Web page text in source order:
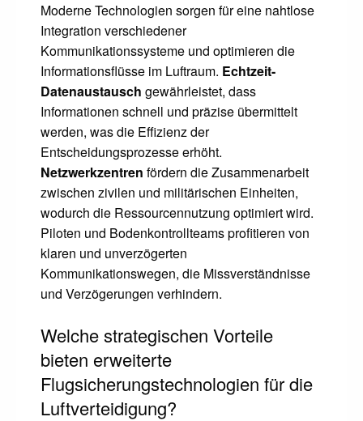
Moderne Technologien sorgen für eine nahtlose
Integration verschiedener
Kommunikationssysteme und optimieren die
Informationsflüsse im Luftraum. Echtzeit-
Datenaustausch gewährleistet, dass
Informationen schnell und präzise übermittelt
werden, was die Effizienz der
Entscheidungsprozesse erhöht.
Netzwerkzentren fördern die Zusammenarbeit
zwischen zivilen und militärischen Einheiten,
wodurch die Ressourcennutzung optimiert wird.
Piloten und Bodenkontrollteams profitieren von
klaren und unverzögerten
Kommunikationswegen, die Missverständnisse
und Verzögerungen verhindern.
Welche strategischen Vorteile
bieten erweiterte
Flugsicherungstechnologien für die
Luftverteidigung?